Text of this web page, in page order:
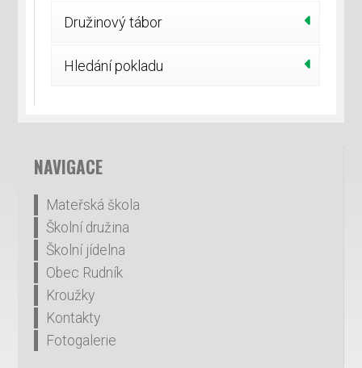
Družinový tábor
Hledání pokladu
NAVIGACE
Mateřská škola
Školní družina
Školní jídelna
Obec Rudník
Kroužky
Kontakty
Fotogalerie